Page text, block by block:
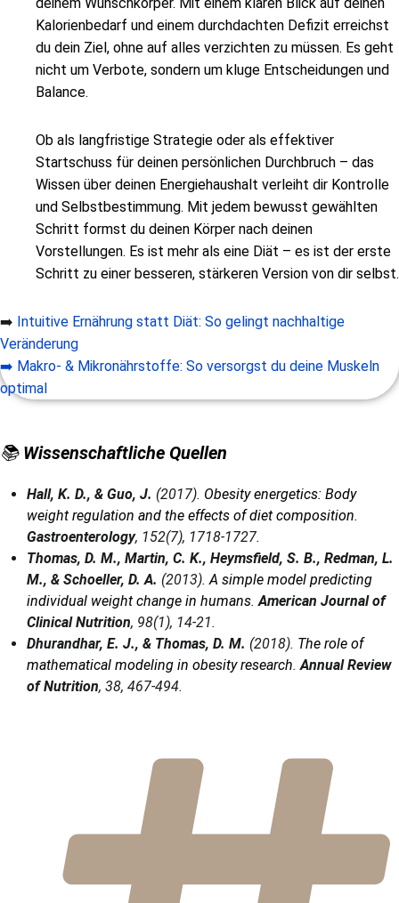
Kalorienbedarf und einem durchdachten Defizit erreichst
du dein Ziel, ohne auf alles verzichten zu müssen. Es geht
nicht um Verbote, sondern um kluge Entscheidungen und
Balance.
Ob als langfristige Strategie oder als effektiver
Startschuss für deinen persönlichen Durchbruch – das
Wissen über deinen Energiehaushalt verleiht dir Kontrolle
und Selbstbestimmung. Mit jedem bewusst gewählten
Schritt formst du deinen Körper nach deinen
Vorstellungen. Es ist mehr als eine Diät – es ist der erste
Schritt zu einer besseren, stärkeren Version von dir selbst.
➡️ Intuitive Ernährung statt Diät: So gelingt nachhaltige
Veränderung
➡️ Makro- & Mikronährstoffe: So versorgst du deine Muskeln
optimal
📚 Wissenschaftliche Quellen
Hall, K. D., & Guo, J. (2017). Obesity energetics: Body
weight regulation and the effects of diet composition.
Gastroenterology, 152(7), 1718-1727.
Thomas, D. M., Martin, C. K., Heymsfield, S. B., Redman, L.
M., & Schoeller, D. A. (2013). A simple model predicting
individual weight change in humans. American Journal of
Clinical Nutrition, 98(1), 14-21.
Dhurandhar, E. J., & Thomas, D. M. (2018). The role of
mathematical modeling in obesity research. Annual Review
of Nutrition, 38, 467-494.